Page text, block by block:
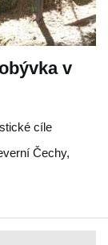
v
cíle
Čechy,